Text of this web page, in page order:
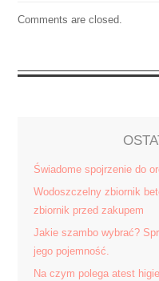
Comments are closed.
Świadome spojrzenie do
Wodoszczelny zbiornik
zbiornik przed zakupem
Jakie szambo wybrać?
jego pojemność.
Na czym polega atest